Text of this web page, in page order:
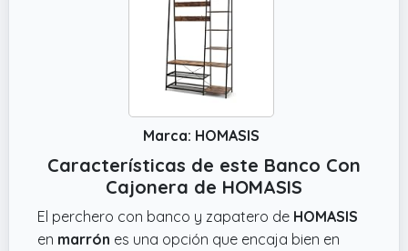
Marca: HOMASIS
Características de este Banco Con
Cajonera de HOMASIS
El perchero con banco y zapatero de HOMASIS
en marrón es una opción que encaja bien en